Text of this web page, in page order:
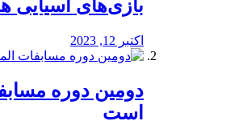
بازی‌های آسیایی
اکتبر 12, 2023
دومین دوره
است